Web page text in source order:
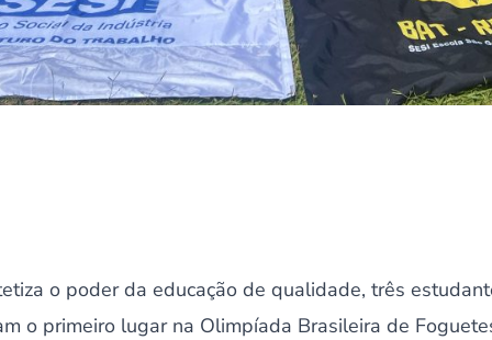
o poder da educação de qualidade, três
o primeiro lugar na Olimpíada Brasileira de